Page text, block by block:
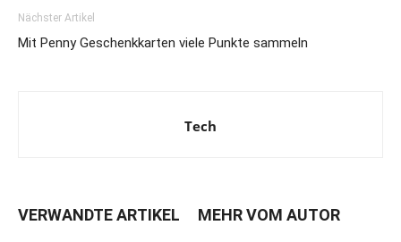
Nächster Artikel
Mit Penny Geschenkkarten viele Punkte sammeln
Tech
VERWANDTE ARTIKEL MEHR VOM AUTOR